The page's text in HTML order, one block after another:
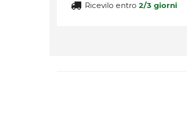
Ricevilo entro2/3 giorni